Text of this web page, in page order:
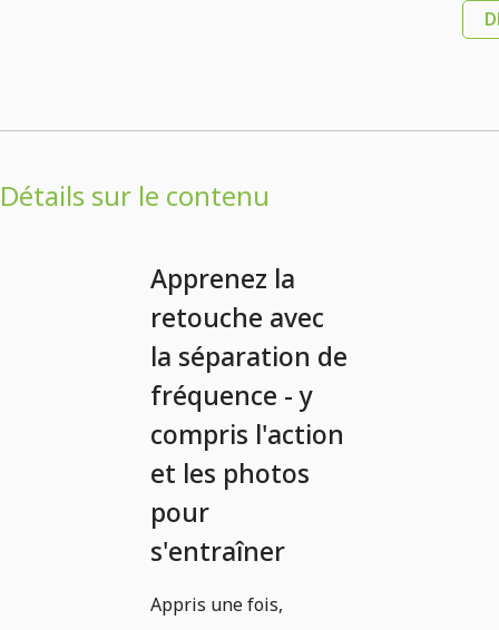
Détails sur le contenu
Apprenez la
retouche avec
la séparation de
fréquence - y
compris l'action
et les photos
pour
s'entraîner
Appris une fois,